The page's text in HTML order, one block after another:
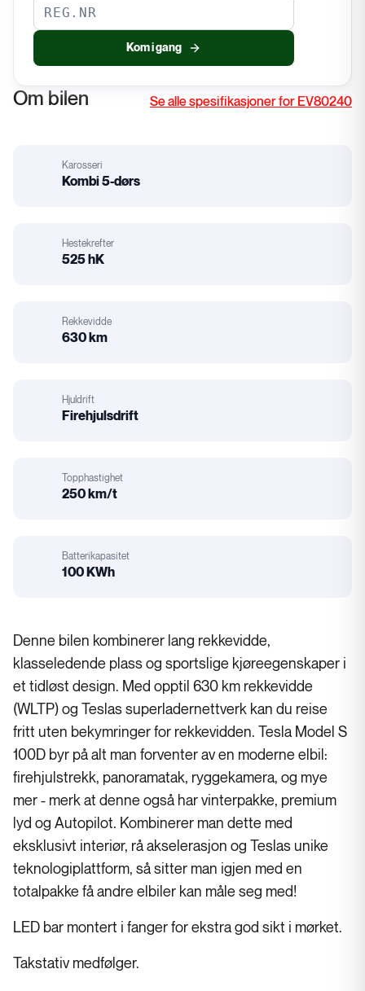
Kom i gang
Om bilen Se alle spesifikasjoner for EV80240
Karosseri
Kombi 5-dørs
Hestekrefter
525 hK
Rekkevidde
630 km
Hjuldrift
Firehjulsdrift
Topphastighet
250 km/t
Batterikapasitet
100 KWh
Denne bilen kombinerer lang rekkevidde,
klasseledende plass og sportslige kjøreegenskaper i
et tidløst design. Med opptil 630 km rekkevidde
(WLTP) og Teslas superladernettverk kan du reise
fritt uten bekymringer for rekkevidden. Tesla Model S
100D byr på alt man forventer av en moderne elbil:
firehjulstrekk, panoramatak, ryggekamera, og mye
mer - merk at denne også har vinterpakke, premium
lyd og Autopilot. Kombinerer man dette med
eksklusivt interiør, rå akselerasjon og Teslas unike
teknologiplattform, så sitter man igjen med en
totalpakke få andre elbiler kan måle seg med!
LED bar montert i fanger for ekstra god sikt i mørket.
Takstativ medfølger.